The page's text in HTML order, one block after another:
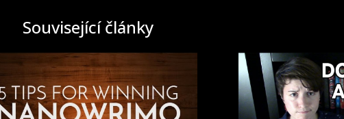
Související články